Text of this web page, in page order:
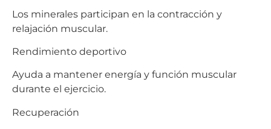
Los minerales participan en la contracción y
relajación muscular.
Rendimiento deportivo
Ayuda a mantener energía y función muscular
durante el ejercicio.
Recuperación